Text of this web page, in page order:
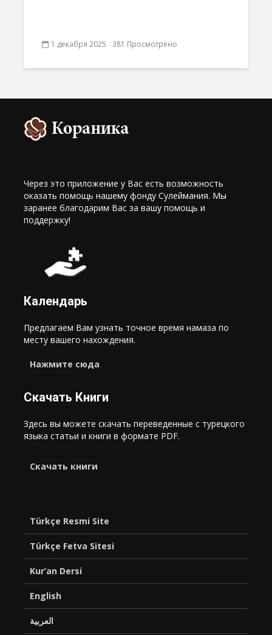
1 декабря 2025 381 Просмотрено
Через это приложение у Вас есть возможность
оказать помощь нашему фонду Сулеймания. Мы
заранее благодарим Вас за вашу помощь и
поддержку!
Календарь
Предлагаем Вам узнать точное время намаза по
месту вашего нахождения.
Нажмите сюда
Скачать Книги
Здесь вы можете скачать переведенные с турецкого
языка статьи и книги в формате PDF.
Cкачать книги
Türkçe Resmi Site
Türkçe Fetva Sitesi
Kur’an Dersi
English
العربية